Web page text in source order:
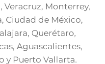
Veracruz, Monterrey,
Ciudad de México,
Querétaro,
Aguascalientes,
y Puerto Vallarta.